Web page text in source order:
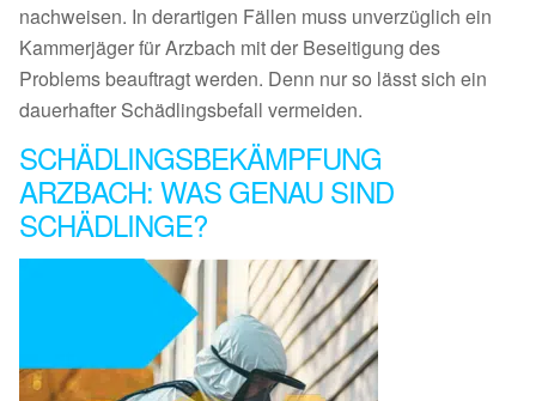
nachweisen. In derartigen Fällen muss unverzüglich ein
Kammerjäger für Arzbach mit der Beseitigung des
Problems beauftragt werden. Denn nur so lässt sich ein
dauerhafter Schädlingsbefall vermeiden.
SCHÄDLINGSBEKÄMPFUNG
ARZBACH: WAS GENAU SIND
SCHÄDLINGE?